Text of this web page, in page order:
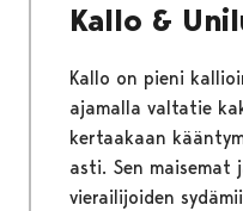
Kallo &
Kallo on pieni
ajamalla valtatie
kertaakaan
asti. Sen
vierailijoiden